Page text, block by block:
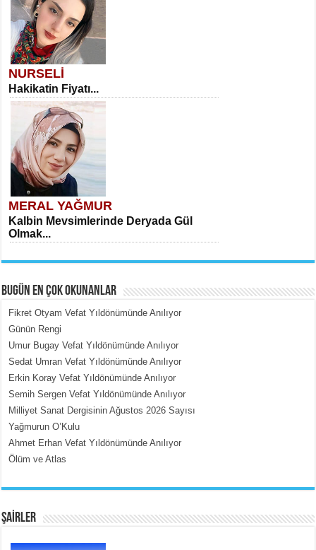
NURSELİ
Hakikatin Fiyatı...
MERAL YAĞMUR
Kalbin Mevsimlerinde Deryada Gül
Olmak...
MEHMET ÇOBAN
İçerdeki Put Dışardaki Maskeler...
BUGÜN EN ÇOK OKUNANLAR
Fikret Otyam Vefat Yıldönümünde Anılıyor
Günün Rengi
Umur Bugay Vefat Yıldönümünde Anılıyor
Sedat Umran Vefat Yıldönümünde Anılıyor
Erkin Koray Vefat Yıldönümünde Anılıyor
Semih Sergen Vefat Yıldönümünde Anılıyor
Milliyet Sanat Dergisinin Ağustos 2026 Sayısı
Yağmurun O’Kulu
Ahmet Erhan Vefat Yıldönümünde Anılıyor
Ölüm ve Atlas
ŞAİRLER